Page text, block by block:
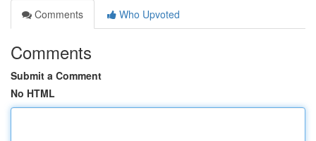
Comments
Who Upvoted
Comments
Submit a Comment
No HTML